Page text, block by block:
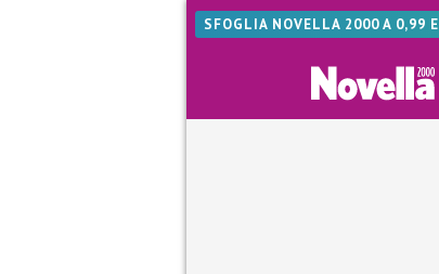
SFOGLIA NOVELLA 2000 A 0,99